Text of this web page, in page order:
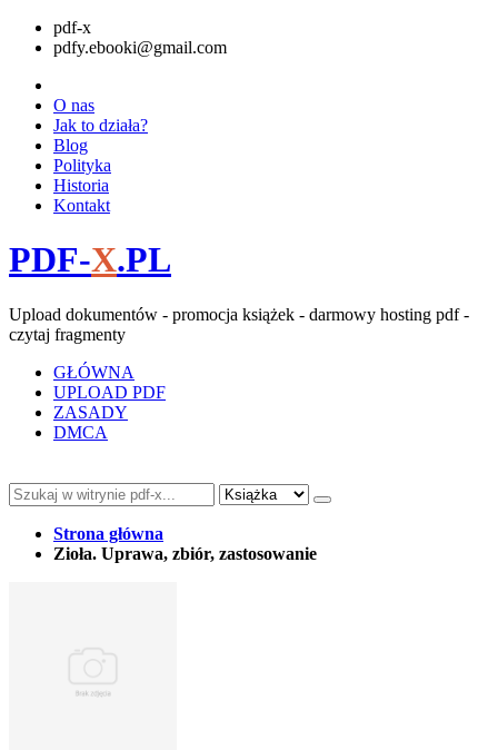
pdf-x
pdfy.ebooki@gmail.com
O nas
Jak to działa?
Blog
Polityka
Historia
Kontakt
PDF-X.PL
Upload dokumentów - promocja książek - darmowy hosting pdf -
czytaj fragmenty
GŁÓWNA
UPLOAD PDF
ZASADY
DMCA
Strona główna
Zioła. Uprawa, zbiór, zastosowanie